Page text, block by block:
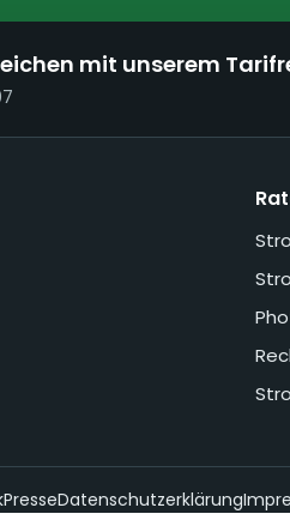
mit unserem
PresseDatenschutzerklärung